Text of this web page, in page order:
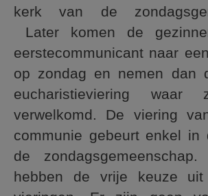
kerk van de
Later komen de
eerstecommunicant naar
op zondag en nemen dan
eucharistieviering waar
verwelkomd. De viering
communie gebeurt enkel in
de
hebben de vrije keuze